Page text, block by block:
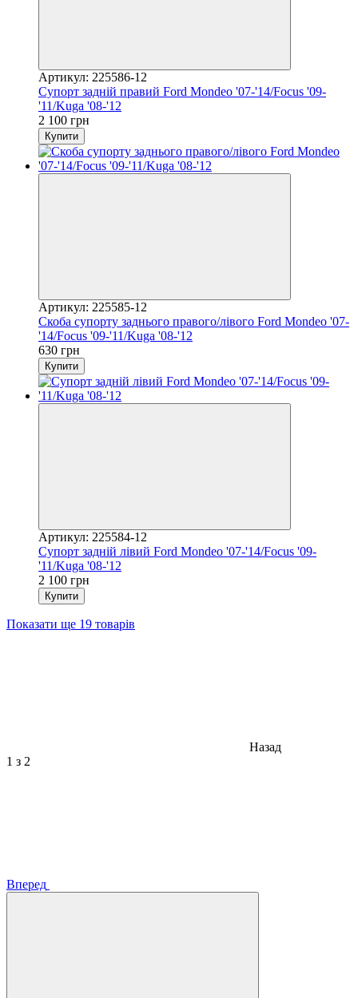
Артикул: 225586-12
Супорт задній правий Ford Mondeo '07-'14/Focus '09-
'11/Kuga '08-'12
2 100 грн
Купити
Артикул: 225585-12
Скоба супорту заднього правого/лівого Ford Mondeo '07-
'14/Focus '09-'11/Kuga '08-'12
630 грн
Купити
Артикул: 225584-12
Супорт задній лівий Ford Mondeo '07-'14/Focus '09-
'11/Kuga '08-'12
2 100 грн
Купити
Показати ще 19 товарів
Назад
1 з 2
Вперед